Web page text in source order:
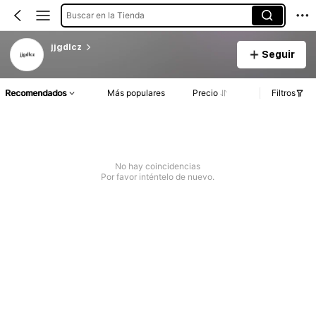
Buscar en la Tienda
jjgdlcz
Seguir
Recomendados Más populares Precio Filtros
No hay coincidencias
Por favor inténtelo de nuevo.